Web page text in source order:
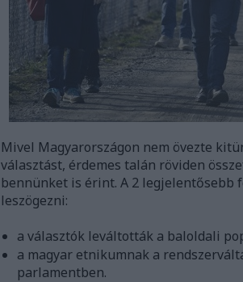
Mivel Magyarországon nem övezte
választást, érdemes talán röviden
bennünket is érint. A 2 legjelentősebb
leszögezni:
a választók leváltották a baloldali
a magyar etnikumnak a
parlamentben.